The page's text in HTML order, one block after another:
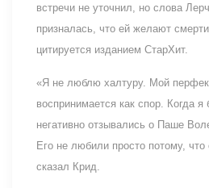
встречи не уточнил, но слова
призналась, что ей желают
цитируется изданием СтарХит.
«Я не люблю халтуру. Мой
воспринимается как спор. Когда
негативно отзывались о Паше
Его не любили просто потому,
сказал Крид.